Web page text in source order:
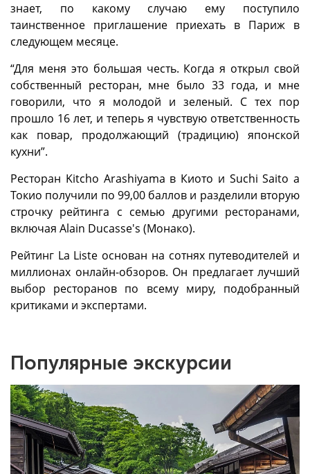
знает, по какому случаю ему поступило
таинственное приглашение приехать в Париж в
следующем месяце.
“Для меня это большая честь. Когда я открыл свой
собственный ресторан, мне было 33 года, и мне
говорили, что я молодой и зеленый. С тех пор
прошло 16 лет, и теперь я чувствую ответственность
как повар, продолжающий (традицию) японской
кухни”.
Ресторан Kitcho Arashiyama в Киото и Suchi Saito а
Токио получили по 99,00 баллов и разделили вторую
строчку рейтинга с семью другими ресторанами,
включая Alain Ducasse's (Монако).
Рейтинг La Liste основан на сотнях путеводителей и
миллионах онлайн-обзоров. Он предлагает лучший
выбор ресторанов по всему миру, подобранный
критиками и экспертами.
Популярные экскурсии